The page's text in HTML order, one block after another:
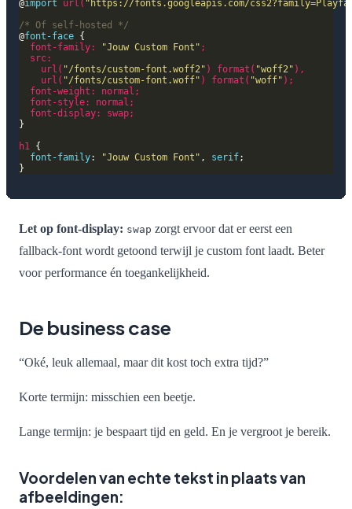
@import url ( "https://fonts.googleapis.com/
/* Of self-hosted */
@font-face
font-family: "Jouw Custom Font" ;
src:
url ( "/fonts/custom-font.woff2" ) format ( "woff2" ),
url ( "/fonts/custom-font.woff" ) format ( "woff" );
font-weight : normal ;
font-style: normal ;
font-display: swap;
h1
font-family: "Jouw Custom Font" , serif
Let op font-display: swap zorgt ervoor dat er eerst een
fallback-font wordt getoond terwijl je custom font laadt. Beter
voor performance én toegankelijkheid.
De business case
“Oké, leuk allemaal, maar dit kost toch extra tijd?”
Korte termijn: misschien een beetje.
Lange termijn: je bespaart tijd en geld. En je vergroot je bereik.
Voordelen van echte tekst in plaats van
afbeeldingen: